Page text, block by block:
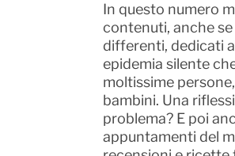
In questo numero
contenuti, anche
differenti, dedicati
epidemia silente
moltissime
bambini. Una
problema? E poi
appuntamenti del